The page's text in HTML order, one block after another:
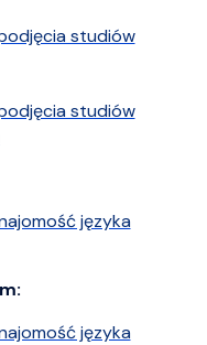
studiów
studiów
języka
języka